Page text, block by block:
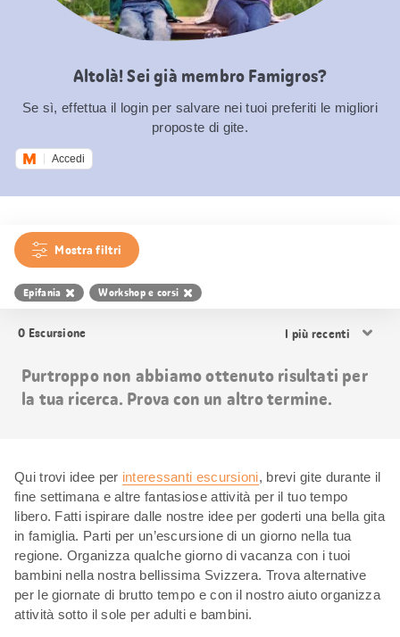
Altolà! Sei già membro Famigros?
Se sì, effettua il login per salvare nei tuoi preferiti le migliori
proposte di gite.
Accedi
Mostra filtri
Epifania Workshop e corsi
0 Escursione
i
Purtroppo non abbiamo ottenuto risultati per
la tua ricerca. Prova con un altro termine.
Qui trovi idee per interessanti escursioni, brevi gite durante il
fine settimana e altre fantasiose attività per il tuo tempo
libero. Fatti ispirare dalle nostre idee per goderti una bella gita
in famiglia. Parti per un’escursione di un giorno nella tua
regione. Organizza qualche giorno di vacanza con i tuoi
bambini nella nostra bellissima Svizzera. Trova alternative
per le giornate di brutto tempo e con il nostro aiuto organizza
attività sotto il sole per adulti e bambini.